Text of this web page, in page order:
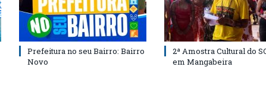
Prefeitura no seu Bairro: Bairro
Novo
2ª Amostra Cultural do
em Mangabeira